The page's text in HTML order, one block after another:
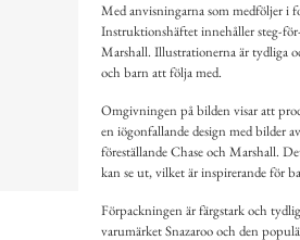
Med anvisningarna som medföljer i
Instruktionshäftet innehåller steg-
Marshall. Illustrationerna är tydliga
och barn att följa med.
Omgivningen på bilden visar att
en iögonfallande design med bilder
föreställande Chase och Marshall.
kan se ut, vilket är inspirerande för
Förpackningen är färgstark och
varumärket Snazaroo och den